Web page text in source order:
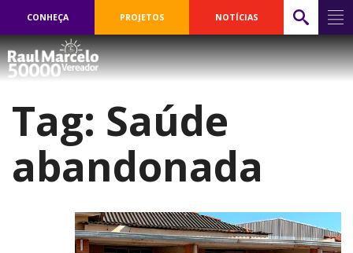
CONHEÇA PROJETOS NOTÍCIAS
Tag: Saúde
abandonada